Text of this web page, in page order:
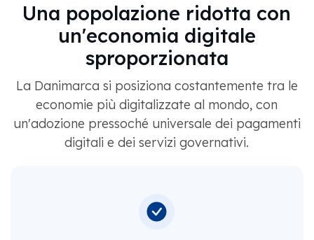
Una popolazione ridotta con
un'economia digitale
sproporzionata
La Danimarca si posiziona costantemente tra le
economie più digitalizzate al mondo, con
un'adozione pressoché universale dei pagamenti
digitali e dei servizi governativi.